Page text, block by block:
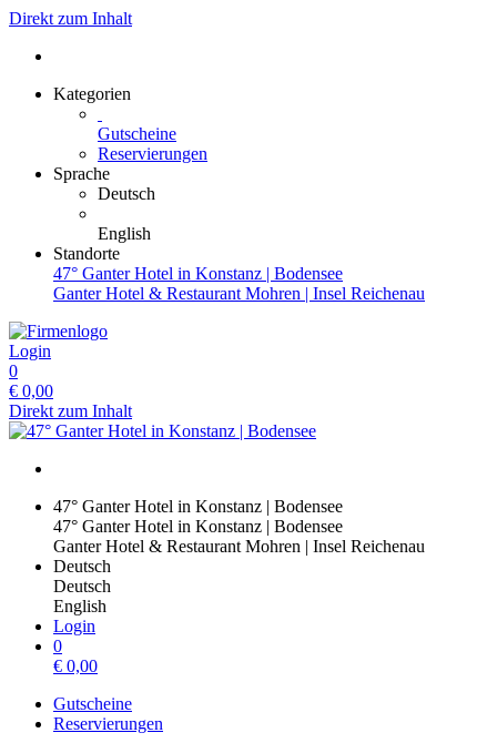
Direkt zum Inhalt
Kategorien
Gutscheine
Reservierungen
Sprache
Deutsch
English
Standorte
47° Ganter Hotel in Konstanz | Bodensee
Ganter Hotel & Restaurant Mohren | Insel Reichenau
Login
0
€ 0,00
Direkt zum Inhalt
47° Ganter Hotel in Konstanz | Bodensee
47° Ganter Hotel in Konstanz | Bodensee
Ganter Hotel & Restaurant Mohren | Insel Reichenau
Deutsch
Deutsch
English
Login
0
€ 0,00
Gutscheine
Reservierungen